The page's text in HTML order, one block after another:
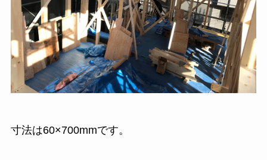
寸法は60×700mmです。